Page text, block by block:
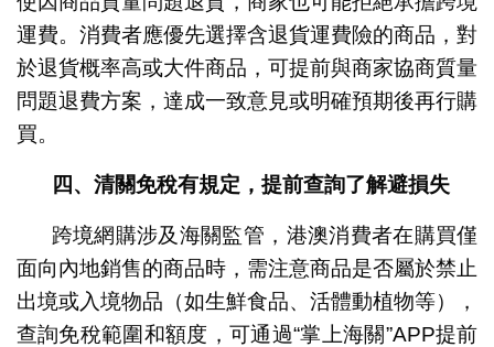
運費。消費者應優先選擇含退貨運費險的商品，對
於退貨概率高或大件商品，可提前與商家協商質量
問題退費方案，達成一致意見或明確預期後再行購
買。
四、清關免稅有規定，提前查詢了解避損失
跨境網購涉及海關監管，港澳消費者在購買僅
面向內地銷售的商品時，需注意商品是否屬於禁止
出境或入境物品（如生鮮食品、活體動植物等），
查詢免稅範圍和額度，可通過“掌上海關”APP提前